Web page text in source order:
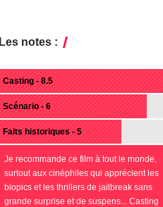
Les notes :
Casting - 8.5
Scénario - 6
Faits historiques - 5
Je recommande ce film à tout le monde,
surtout aux cinéphiles qui apprécient les
biopics et les thrillers de jailbreak sans
grande surprise et de suspens... Casting